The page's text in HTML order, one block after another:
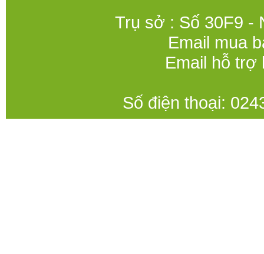
Trụ sở : Số 30F9 -
Email mua
Email hỗ trợ
Số điện thoại: